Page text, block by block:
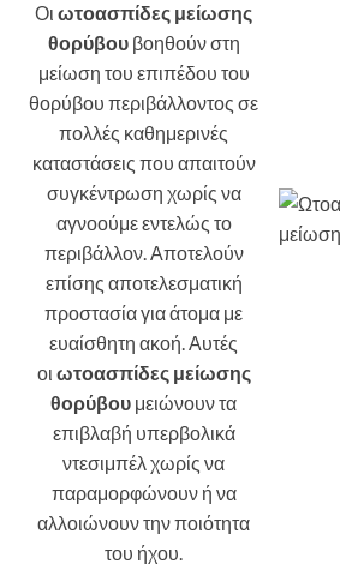
Οι ωτοασπίδες μείωσης
θορύβου βοηθούν στη
μείωση του επιπέδου του
θορύβου περιβάλλοντος σε
πολλές καθημερινές
καταστάσεις που απαιτούν
συγκέντρωση χωρίς να
αγνοούμε εντελώς το
περιβάλλον. Αποτελούν
επίσης αποτελεσματική
προστασία για άτομα με
ευαίσθητη ακοή. Αυτές
οι ωτοασπίδες μείωσης
θορύβου μειώνουν τα
επιβλαβή υπερβολικά
ντεσιμπέλ χωρίς να
παραμορφώνουν ή να
αλλοιώνουν την ποιότητα
του ήχου.